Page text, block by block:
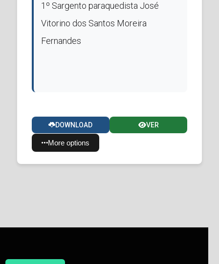
1º Sargento paraquedista José
Vitorino dos Santos Moreira
Fernandes
DOWNLOAD VER
More options